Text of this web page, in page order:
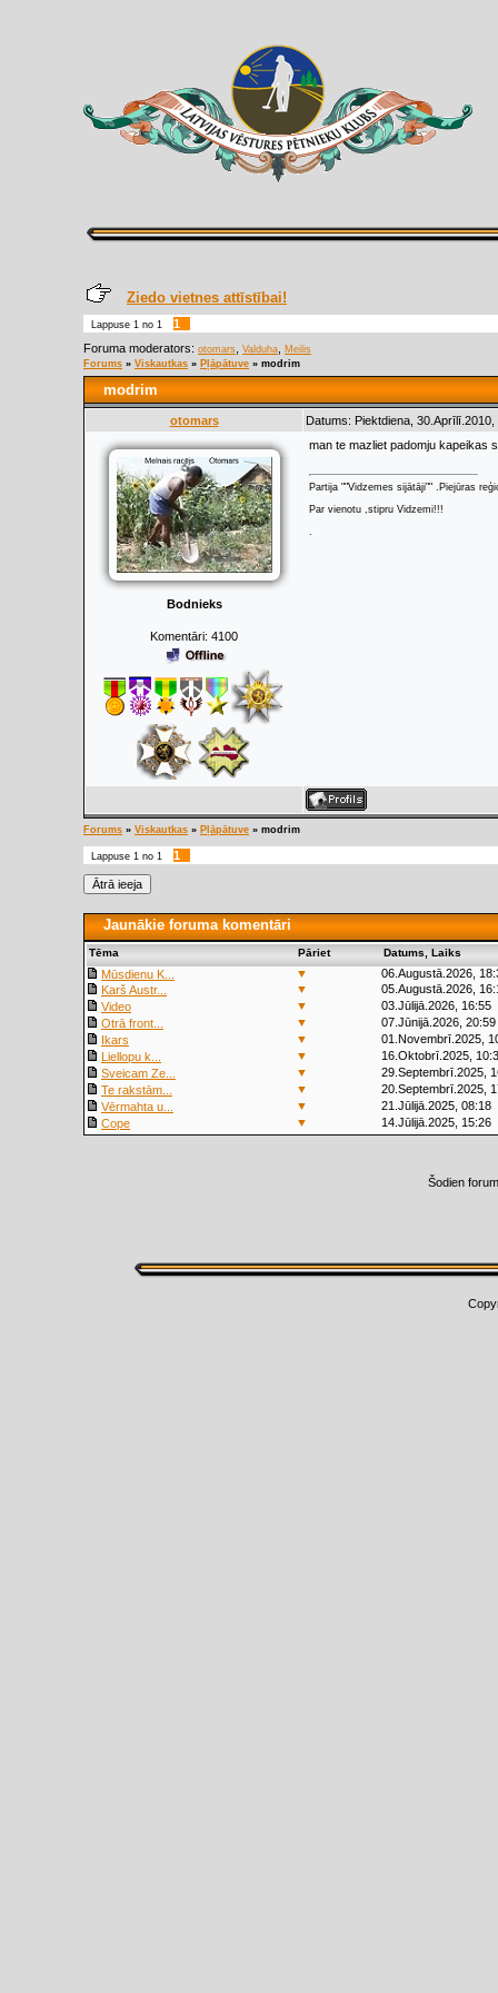
Ziedo vietnes attīstībai!
Lappuse 1 no 1
1
Foruma moderators: otomars Valduha
Meilis
Forums » Viskautkas » Pļāpātuve » modrim
modrim
otomars Datums: Piektdiena,
Bodnieks
Komentāri: 4100
man te mazliet padomju kapeikas
Partija ""Vidzemes sijātāji"" .Piejūras
Par vienotu ,stipru Vidzemi!!!
.
Forums » Viskautkas » Pļāpātuve » modrim
Lappuse 1 no 1 1
Jaunākie foruma komentāri
Tēma Pāriet Datums, Laiks
Mūsdienu K... ▼
06.Augustā.2026,
Karš Austr...
▼
05.Augustā.2026,
Video
▼
03.Jūlijā.2026, 16:55
Otrā front...
▼
07.Jūnijā.2026, 20:59
Ikars
▼
01.Novembrī.2025,
Liellopu k...
▼
16.Oktobrī.2025,
Sveicam Ze...
▼
29.Septembrī.2025,
Te rakstām...
▼
20.Septembrī.2025,
Vērmahta u...
▼
21.Jūlijā.2025, 08:18
Cope
▼ 14.Jūlijā.2025, 15:26
Šodien